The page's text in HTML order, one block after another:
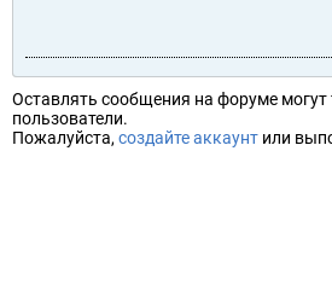
Оставлять сообщения на форуме
пользователи.
Пожалуйста, создайте аккаунт или